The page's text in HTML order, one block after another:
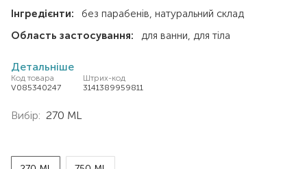
Інгредієнти:
без парабенів натуральний склад
Область застосування:
для ванни для тіла
Детальніше
Код товара
V085340247
Штрих-код
3141389959811
Вибір: 270 ML